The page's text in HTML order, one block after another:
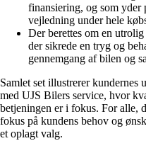
finansiering, og som yder
vejledning under hele
Der berettes om en
der sikrede en tryg og
gennemgang af bilen og
Samlet set illustrerer kundernes
med UJS Bilers service, hvor
betjeningen er i fokus. For alle,
fokus på kundens behov og
et oplagt valg.